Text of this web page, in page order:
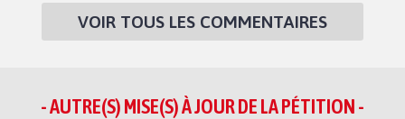
VOIR TOUS LES COMMENTAIRES
- AUTRE(S) MISE(S) À JOUR DE LA PÉTITION -